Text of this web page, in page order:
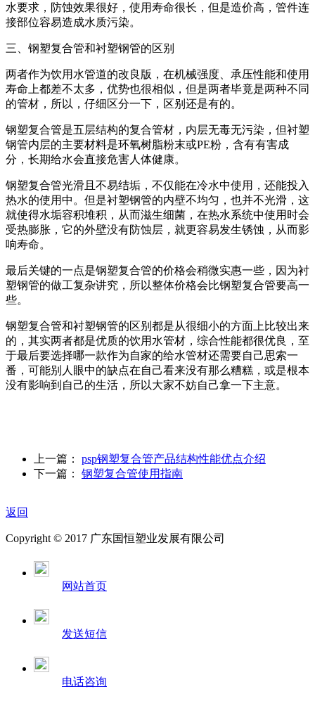
水要求，防蚀效果很好，使用寿命很长，但是造价高，管件连
接部位容易造成水质污染。
三、钢塑复合管和衬塑钢管的区别
两者作为饮用水管道的改良版，在机械强度、承压性能和使用
寿命上都差不太多，优势也很相似，但是两者毕竟是两种不同
的管材，所以，仔细区分一下，区别还是有的。
钢塑复合管是五层结构的复合管材，内层无毒无污染，但衬塑
钢管内层的主要材料是环氧树脂粉末或PE粉，含有有害成
分，长期给水会直接危害人体健康。
钢塑复合管光滑且不易结垢，不仅能在冷水中使用，还能投入
热水的使用中。但是衬塑钢管的内壁不均匀，也并不光滑，这
就使得水垢容积堆积，从而滋生细菌，在热水系统中使用时会
受热膨胀，它的外壁没有防蚀层，就更容易发生锈蚀，从而影
响寿命。
最后关键的一点是钢塑复合管的价格会稍微实惠一些，因为衬
塑钢管的做工复杂讲究，所以整体价格会比钢塑复合管要高一
些。
钢塑复合管和衬塑钢管的区别都是从很细小的方面上比较出来
的，其实两者都是优质的饮用水管材，综合性能都很优良，至
于最后要选择哪一款作为自家的给水管材还需要自己思索一
番，可能别人眼中的缺点在自己看来没有那么糟糕，或是根本
没有影响到自己的生活，所以大家不妨自己拿一下主意。
上一篇： psp钢塑复合管产品结构性能优点介绍
下一篇： 钢塑复合管使用指南
返回
Copyright © 2017 广东国恒塑业发展有限公司
网站首页
发送短信
电话咨询